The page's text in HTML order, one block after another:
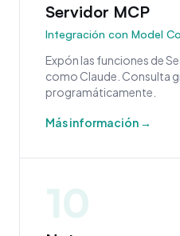
Servidor MCP
Integración con Model
Expón las funciones de
como Claude. Consulta
programáticamente.
Más información →
10